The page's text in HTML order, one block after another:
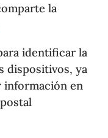
la
identificar la
dispositivos, ya
información en